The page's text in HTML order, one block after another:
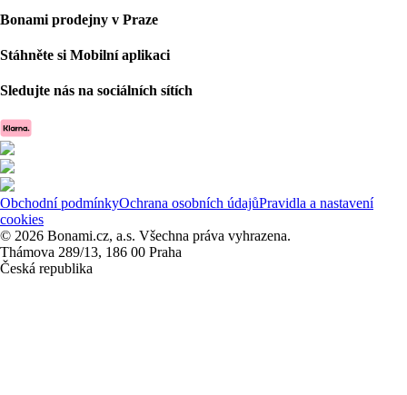
Bonami prodejny v Praze
Stáhněte si Mobilní aplikaci
Sledujte nás na sociálních sítích
Obchodní podmínkyOchrana osobních údajůPravidla a nastavení
cookies
© 2026 Bonami.cz, a.s. Všechna práva vyhrazena.
Thámova 289/13, 186 00 Praha
Česká republika